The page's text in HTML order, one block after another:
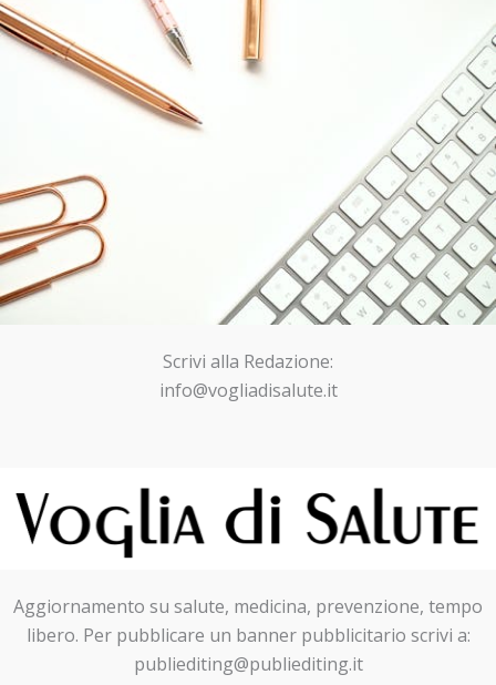
Scrivi alla Redazione:
info@vogliadisalute.it
Aggiornamento su salute, medicina, prevenzione, tempo
libero. Per pubblicare un banner pubblicitario scrivi a:
publiediting@publiediting.it